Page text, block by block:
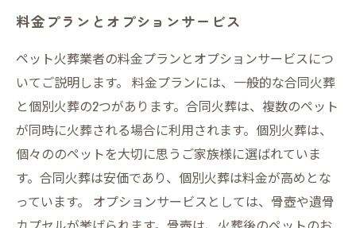
料金プランとオプションサービス
ペット火葬業者の料金プランとオプションサービスにつ
いてご説明します。 料金プランには、一般的な合同火葬
と個別火葬の2つがあります。合同火葬は、複数のペット
が同時に火葬される場合に利用されます。個別火葬は、
個々ののペットを大切に思うご家族様に選ばれていま
す。合同火葬は安価であり、個別火葬は料金が高めとな
っています。 オプションサービスとしては、骨壺や遺骨